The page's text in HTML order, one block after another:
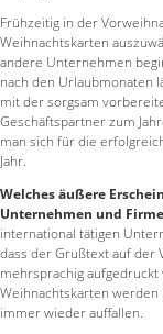
Frühzeitig in der
Weihnachtskarten
andere Unternehmen
nach den Urlaubmonaten
mit der sorgsam
Geschäftspartner zum
man sich für die
Jahr.
Welches äußere
Unternehmen und
international tätigen
dass der Grußtext auf der
mehrsprachig
Weihnachtskarten
immer wieder auffallen.